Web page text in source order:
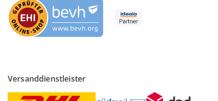
Versanddienstleister